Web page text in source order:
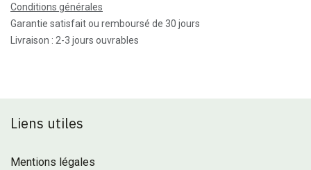
Conditions générales
Garantie satisfait ou remboursé de 30 jours
Livraison : 2-3 jours ouvrables
Liens utiles
Mentions légales